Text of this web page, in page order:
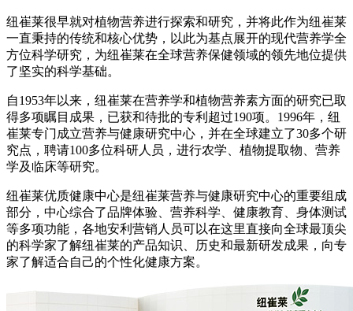
纽崔莱很早就对植物营养进行探索和研究，并将此作为纽崔莱
一直秉持的传统和核心优势，以此为基点展开的现代营养学全
方位科学研究，为纽崔莱在全球营养保健领域的领先地位提供
了坚实的科学基础。
自1953年以来，纽崔莱在营养学和植物营养素方面的研究已取
得多项瞩目成果，已获和待批的专利超过190项。1996年，纽
崔莱专门成立营养与健康研究中心，并在全球建立了30多个研
究点，聘请100多位科研人员，进行农学、植物提取物、营养
学及临床等研究。
纽崔莱优质健康中心是纽崔莱营养与健康研究中心的重要组成
部分，中心综合了品牌体验、营养科学、健康教育、身体测试
等多项功能，各地安利营销人员可以在这里直接向全球最顶尖
的科学家了解纽崔莱的产品知识、历史和最新研发成果，向专
家了解适合自己的个性化健康方案。